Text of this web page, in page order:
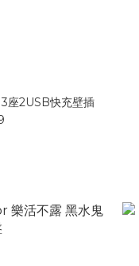
2USB快充壁插